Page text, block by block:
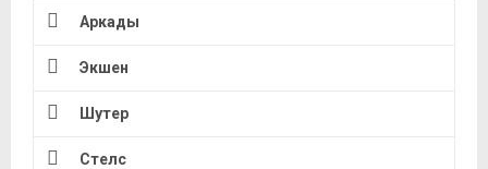
Аркады
Экшен
Шутер
Стелс